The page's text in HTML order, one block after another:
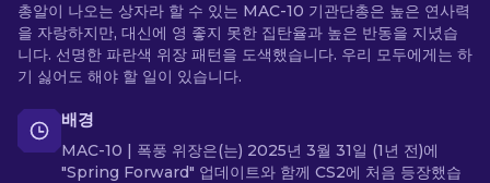
총알이 나오는 상자라 할 수 있는 MAC-10 기관단총은 높은 연사력
을 자랑하지만, 대신에 영 좋지 못한 집탄율과 높은 반동을 지녔습
니다. 선명한 파란색 위장 패턴을 도색했습니다. 우리 모두에게는 하
기 싫어도 해야 할 일이 있습니다.
배경
MAC-10 | 폭풍 위장은(는) 2025년 3월 31일 (1년 전)에
"Spring Forward" 업데이트와 함께 CS2에 처음 등장했습